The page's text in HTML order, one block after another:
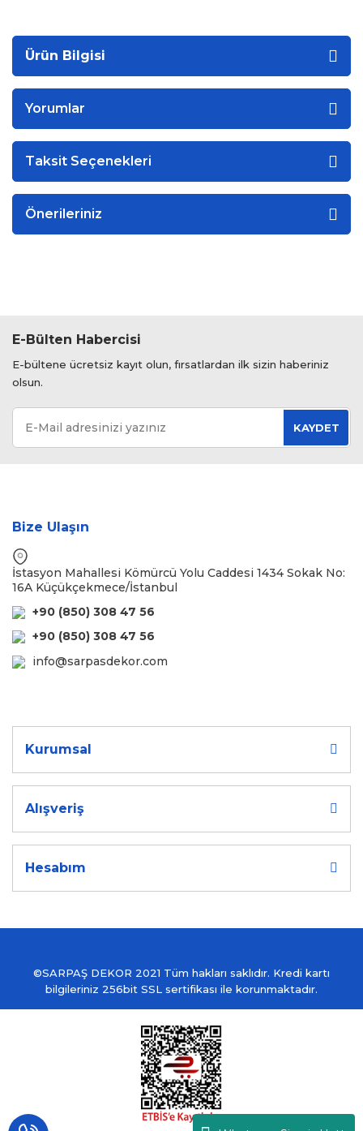
Ürün Bilgisi
Yorumlar
Taksit Seçenekleri
Önerileriniz
E-Bülten Habercisi
E-bültene ücretsiz kayıt olun, fırsatlardan ilk sizin haberiniz
olsun.
KAYDET
Bize Ulaşın
İstasyon Mahallesi Kömürcü Yolu Caddesi 1434 Sokak No:
16A Küçükçekmece/İstanbul
+90 (850) 308 47 56
+90 (850) 308 47 56
info@sarpasdekor.com
Kurumsal
Alışveriş
Hesabım
©SARPAŞ DEKOR 2021 Tüm hakları saklıdır. Kredi kartı
bilgileriniz 256bit SSL sertifikası ile korunmaktadır.